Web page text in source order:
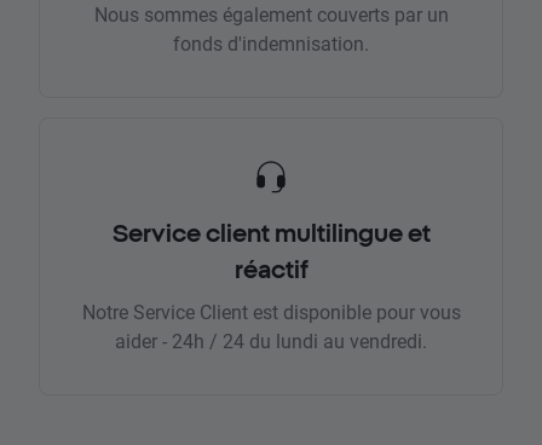
Nous sommes également couverts par un
fonds d'indemnisation.
Service client multilingue et
réactif
Notre Service Client est disponible pour vous
aider - 24h / 24 du lundi au vendredi.